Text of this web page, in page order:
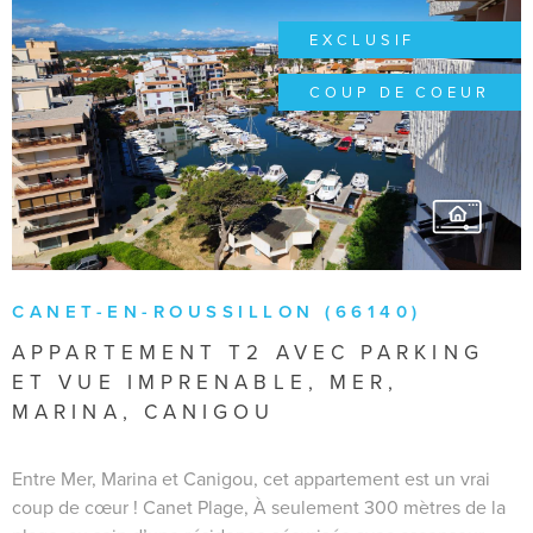
CANET-EN-ROUSSILLON (66140)
APPARTEMENT T2 AVEC PARKING
ET VUE IMPRENABLE, MER,
MARINA, CANIGOU
Entre Mer, Marina et Canigou, cet appartement est un vrai
coup de cœur ! Canet Plage, À seulement 300 mètres de la
EXCLUSIF
COUP DE COEUR
VOIR LE BIEN